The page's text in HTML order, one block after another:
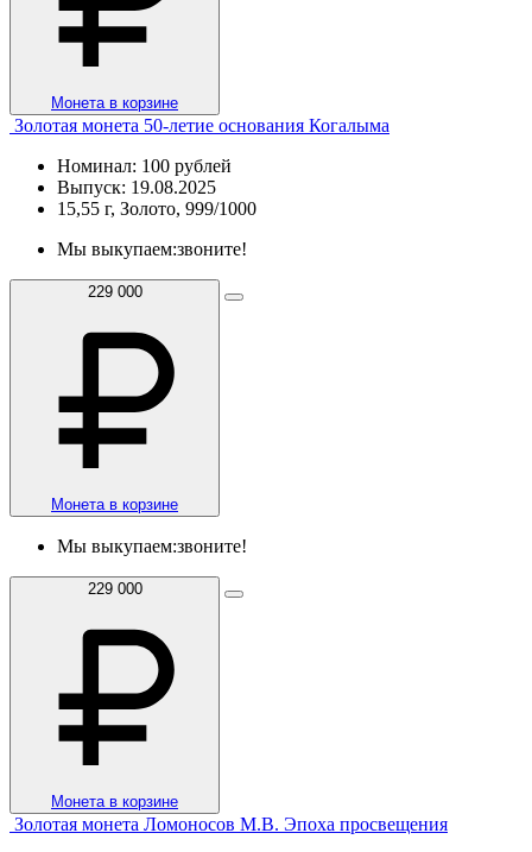
Монета в корзине
Золотая монета 50-летие основания Когалыма
Номинал: 100 рублей
Выпуск: 19.08.2025
15,55 г, Золото, 999/1000
Мы выкупаем:звоните!
229 000
Монета в корзине
Мы выкупаем:звоните!
229 000
Монета в корзине
Золотая монета Ломоносов М.В. Эпоха просвещения